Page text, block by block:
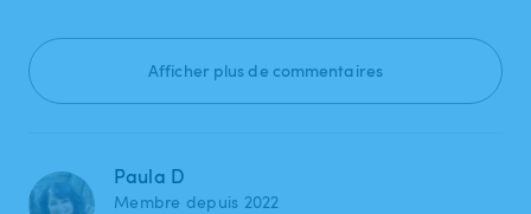
Afficher plus de commentaires
Paula D
Membre depuis 2022